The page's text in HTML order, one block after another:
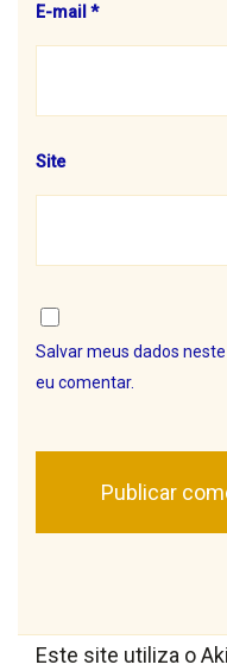
E-mail *
Site
Salvar meus dados
eu comentar.
Este site utiliza o